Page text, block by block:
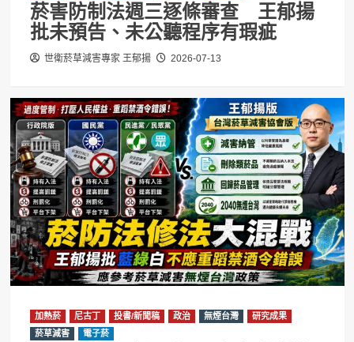
菸害防制法週三逐條審查 王郁揚
批未預告、未公聽程序有瑕疵
世衛菸草減害專家 王郁揚 2026-07-13
加熱菸 尼古丁 投書/新聞稿 政治 無煙台灣
研究成果
菸草減害
電子菸